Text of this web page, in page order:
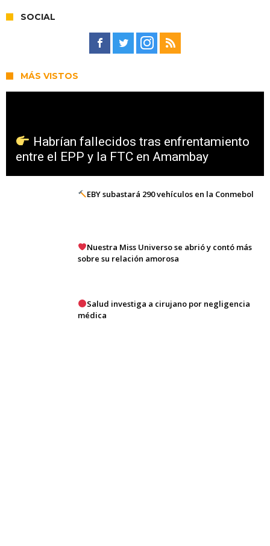
SOCIAL
MÁS VISTOS
Habrían fallecidos tras enfrentamiento
entre el EPP y la FTC en Amambay
EBY subastará 290 vehículos en la Conmebol
Nuestra Miss Universo se abrió y contó más
sobre su relación amorosa
Salud investiga a cirujano por negligencia
médica